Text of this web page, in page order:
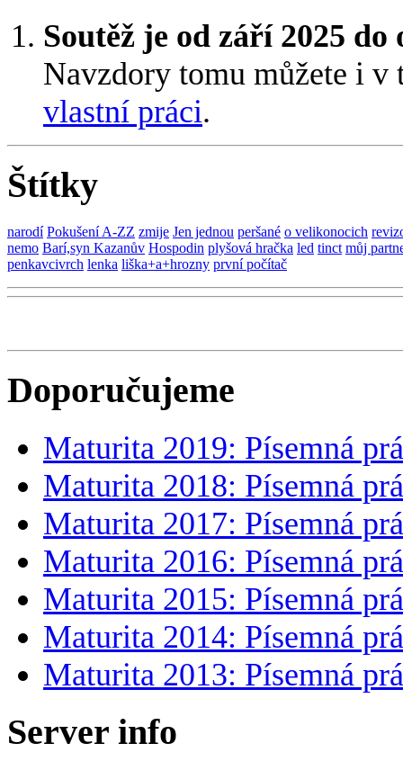
Soutěž je od září 2025
Navzdory tomu můžete i v
vlastní práci.
Štítky
narodí Pokušení A-ZZ zmije Jen jednou peršané o velikonocich
nemo Barí,syn Kazanův Hospodin plyšová hračka led tinct můj
penkavcivrch lenka liška+a+hrozny první počítač
Doporučujeme
Maturita 2019: Písemná
Maturita 2018: Písemná
Maturita 2017: Písemná
Maturita 2016: Písemná
Maturita 2015: Písemná
Maturita 2014: Písemná
Maturita 2013: Písemná
Server info